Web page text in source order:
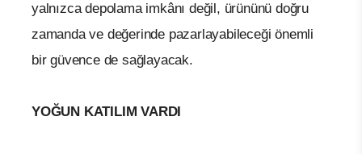
yalnızca depolama imkânı değil, ürününü doğru
zamanda ve değerinde pazarlayabileceği önemli
bir güvence de sağlayacak.
YOĞUN KATILIM VARDI